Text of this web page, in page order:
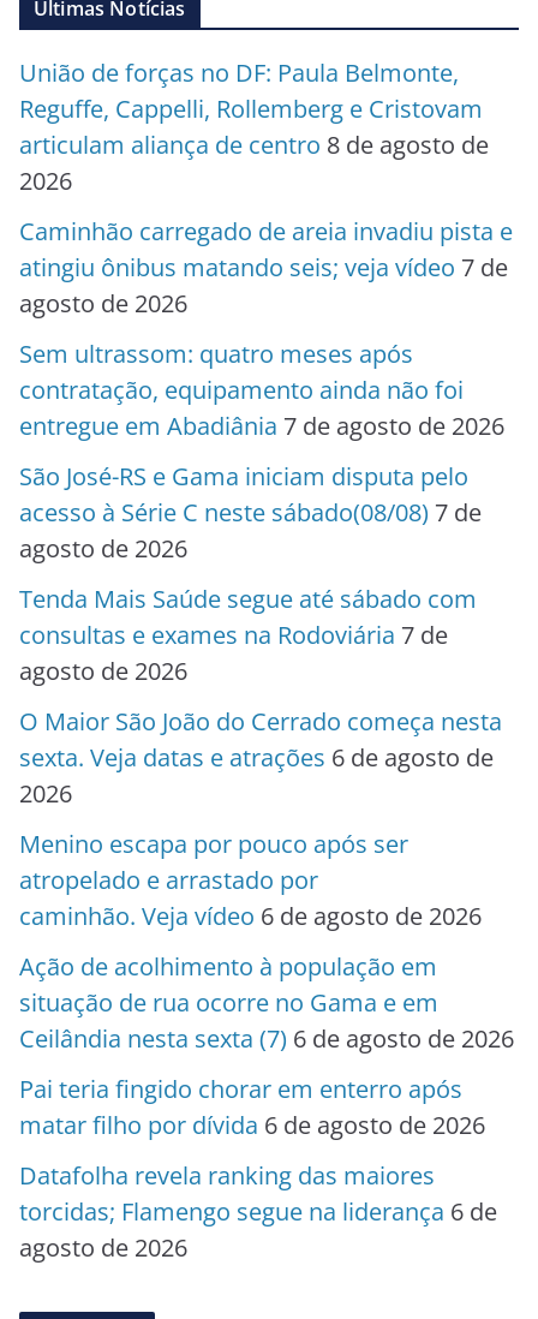
Últimas Notícias
União de forças no DF: Paula Belmonte,
Reguffe, Cappelli, Rollemberg e Cristovam
articulam aliança de centro 8 de agosto de
2026
Caminhão carregado de areia invadiu pista e
atingiu ônibus matando seis; veja vídeo 7 de
agosto de 2026
Sem ultrassom: quatro meses após
contratação, equipamento ainda não foi
entregue em Abadiânia 7 de agosto de 2026
São José-RS e Gama iniciam disputa pelo
acesso à Série C neste sábado(08/08) 7 de
agosto de 2026
Tenda Mais Saúde segue até sábado com
consultas e exames na Rodoviária 7 de
agosto de 2026
O Maior São João do Cerrado começa nesta
sexta. Veja datas e atrações 6 de agosto de
2026
Menino escapa por pouco após ser
atropelado e arrastado por
caminhão. Veja vídeo 6 de agosto de 2026
Ação de acolhimento à população em
situação de rua ocorre no Gama e em
Ceilândia nesta sexta (7) 6 de agosto de 2026
Pai teria fingido chorar em enterro após
matar filho por dívida 6 de agosto de 2026
Datafolha revela ranking das maiores
torcidas; Flamengo segue na liderança 6 de
agosto de 2026